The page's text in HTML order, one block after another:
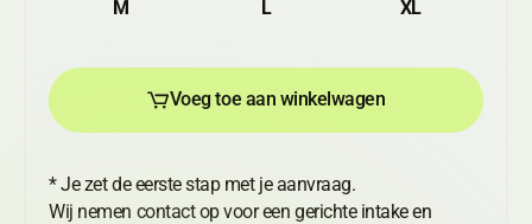
M L XL
Voeg toe aan winkelwagen
Voeg toe aan winkelwagen
* Je zet de eerste stap met je aanvraag.
Wij nemen contact op voor een gerichte intake en